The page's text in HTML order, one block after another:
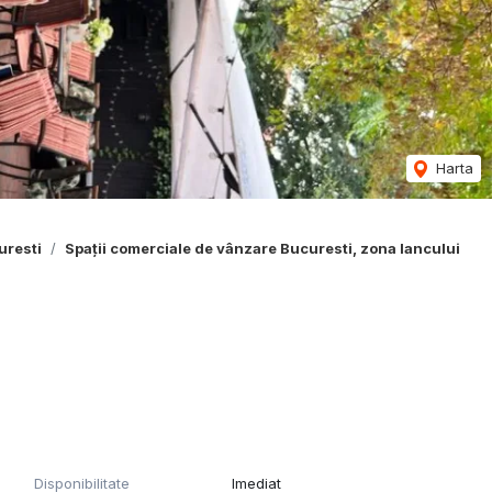
Harta
Spații comerciale de vânzare Bucuresti, zona Iancului
Disponibilitate Imediat